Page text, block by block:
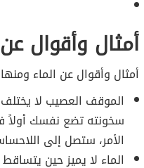
أمثال وأقوال
أمثال وأقوال عن الماء
الموقف العصيب لا
سخونته تضع نفسك أولاً
الأمر، ستصل إلى
الماء لا يميز حين يتساقط